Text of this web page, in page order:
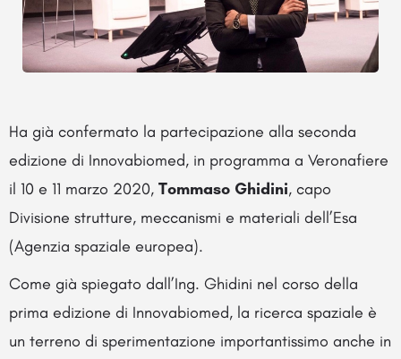
Ha già confermato la partecipazione alla seconda
edizione di Innovabiomed, in programma a Veronafiere
il 10 e 11 marzo 2020, Tommaso Ghidini, capo
Divisione strutture, meccanismi e materiali dell’Esa
(Agenzia spaziale europea).
Come già spiegato dall’Ing. Ghidini nel corso della
prima edizione di Innovabiomed, la ricerca spaziale è
un terreno di sperimentazione importantissimo anche in